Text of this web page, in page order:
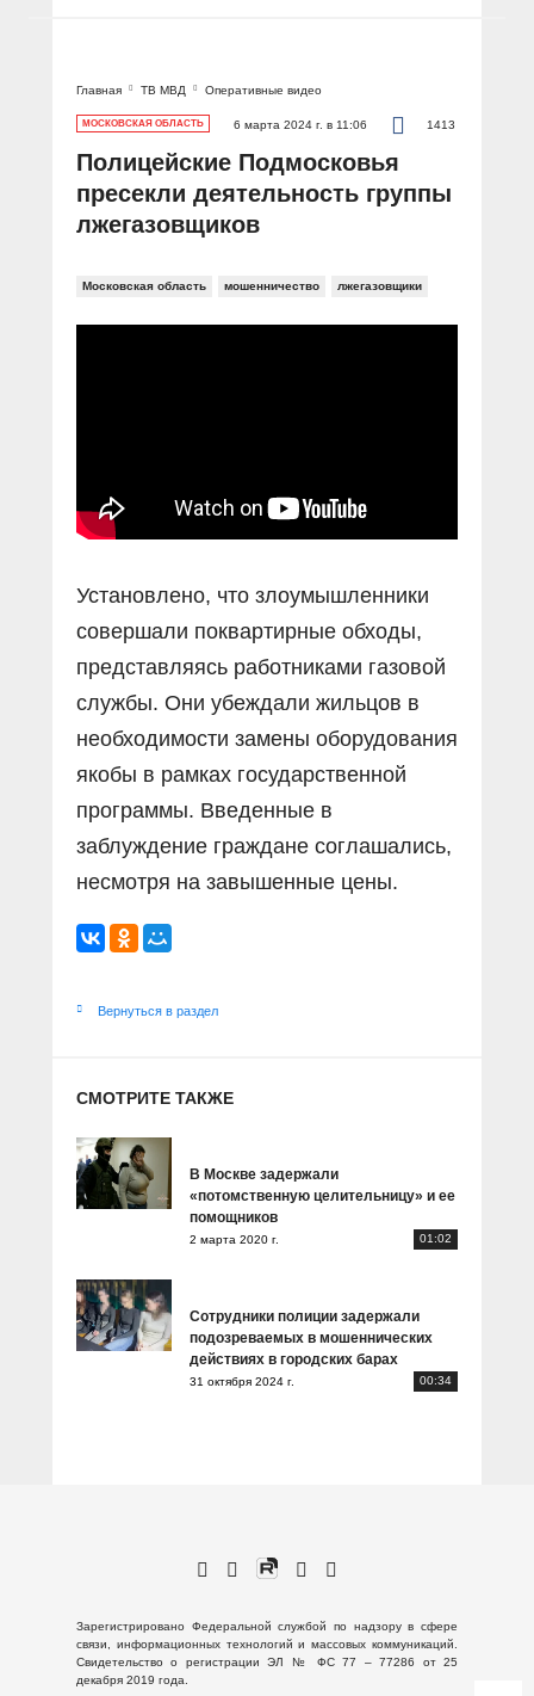
Главная ТВ МВД Оперативные видео
МОСКОВСКАЯ ОБЛАСТЬ 6 марта 2024 г. в 11:06 1413
Полицейские Подмосковья
пресекли деятельность группы
лжегазовщиков
Московская область мошенничество лжегазовщики
Установлено, что злоумышленники
совершали поквартирные обходы,
представляясь работниками газовой
службы. Они убеждали жильцов в
необходимости замены оборудования
якобы в рамках государственной
программы. Введенные в
заблуждение граждане соглашались,
несмотря на завышенные цены.
Вернуться в раздел
СМОТРИТЕ ТАКЖЕ
В Москве задержали
«потомственную целительницу» и ее
помощников
2 марта 2020 г. 01:02
Сотрудники полиции задержали
подозреваемых в мошеннических
действиях в городских барах
31 октября 2024 г. 00:34
Зарегистрировано Федеральной службой по надзору в сфере
связи, информационных технологий и массовых коммуникаций.
Свидетельство о регистрации ЭЛ № ФС 77 – 77286 от 25
декабря 2019 года.